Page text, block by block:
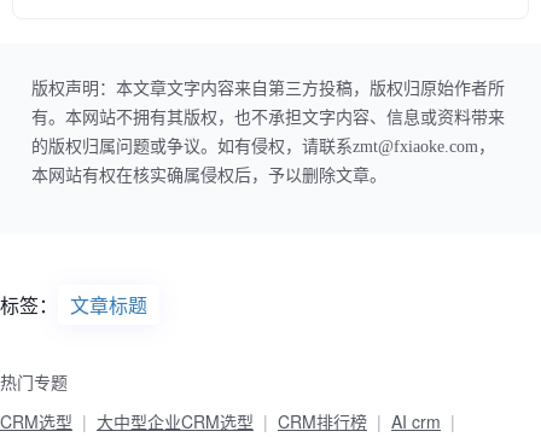
版权声明：本文章文字内容来自第三方投稿，版权归原始作者所
有。本网站不拥有其版权，也不承担文字内容、信息或资料带来
的版权归属问题或争议。如有侵权，请联系zmt@fxiaoke.com，
本网站有权在核实确属侵权后，予以删除文章。
标签： 文章标题
热门专题
CRM选型
大中型企业CRM选型 CRM排行榜
AI crm